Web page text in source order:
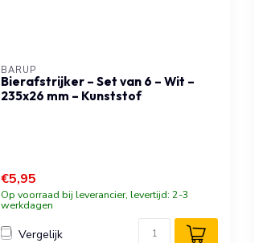
BARUP
Bierafstrijker – Set van 6 – Wit –
235x26 mm – Kunststof
€5,95
Op voorraad bij leverancier, levertijd: 2-3
werkdagen
Vergelijk